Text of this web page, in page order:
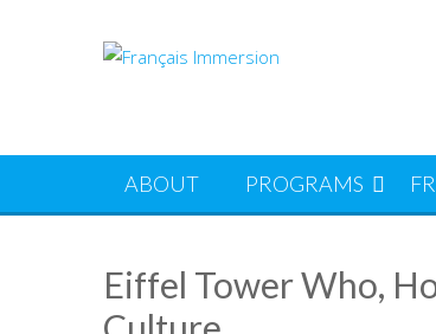
ABOUT PROGRAMS
Eiffel Tower Who,